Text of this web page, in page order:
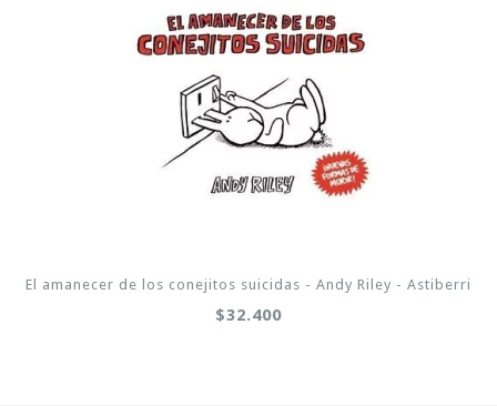
El amanecer de los conejitos suicidas - Andy Riley - Astiberri
$32.400